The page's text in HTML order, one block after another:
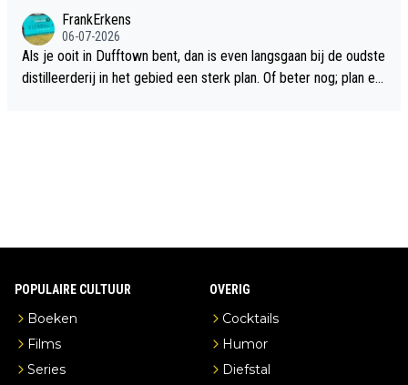
FrankErkens
06-07-2026
Als je ooit in Dufftown bent, dan is even langsgaan bij de oudste
distilleerderij in het gebied een sterk plan. Of beter nog; plan ee
POPULAIRE CULTUUR
Boeken
Films
Series
OVERIG
Cocktails
Humor
Diefstal